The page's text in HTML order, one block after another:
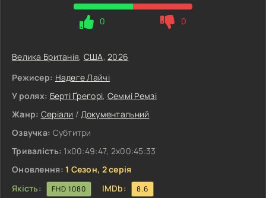
0 0
Велика Британія, США,2026
Режисер: Надеге Лайчі
У ролях: Берті Ґреґорі, Семмі Ремзі
Жанр: Серіали / Документальний
Озвучка: Субтитри
Тривалість: 1x00:49:47, 2х00:45:33
Оновлення: 1 Сезон, 2 серія
Якість:
FHD 1080 IMDb: 8.6